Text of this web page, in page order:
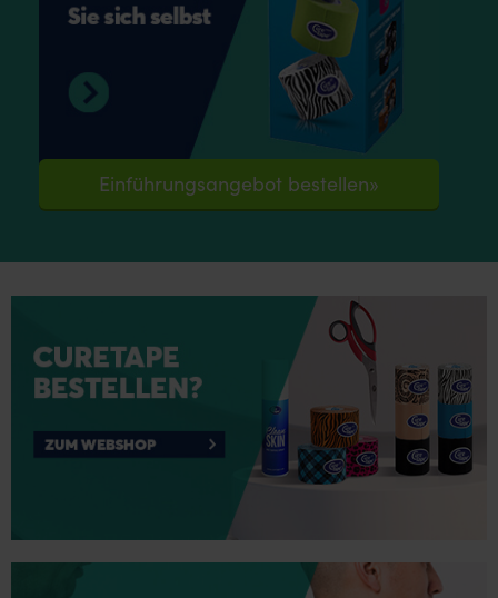
Einführungsangebot bestellen»